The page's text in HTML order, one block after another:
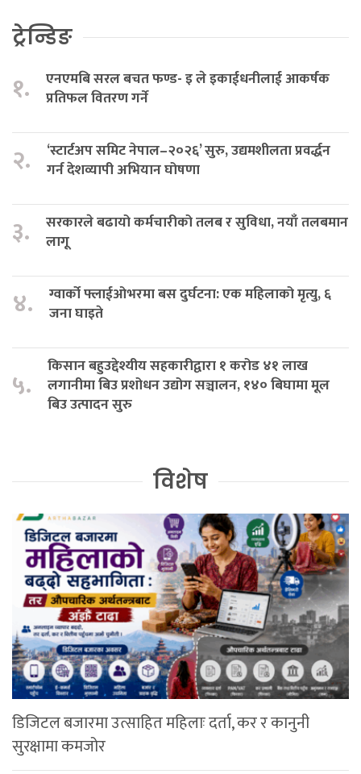
ट्रेन्डिङ
१.
एनएमबि सरल बचत फण्ड- इ ले इकाईधनीलाई आकर्षक
प्रतिफल वितरण गर्ने
२.
‘स्टार्टअप समिट नेपाल–२०२६’ सुरु, उद्यमशीलता प्रवर्द्धन
गर्न देशव्यापी अभियान घोषणा
३.
सरकारले बढायो कर्मचारीको तलब र सुविधा, नयाँ तलबमान
लागू
४.
ग्वार्को फ्लाईओभरमा बस दुर्घटना: एक महिलाको मृत्यु, ६
जना घाइते
५.
किसान बहुउद्देश्यीय सहकारीद्वारा १ करोड ४१ लाख
लगानीमा बिउ प्रशोधन उद्योग सञ्चालन, १४० बिघामा मूल
बिउ उत्पादन सुरु
विशेष
डिजिटल बजारमा उत्साहित महिलाः दर्ता, कर र कानुनी
सुरक्षामा कमजोर